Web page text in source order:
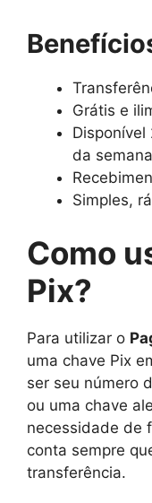
Grátis e
da semana
Simples,
Como
Pix?
Para utilizar o
uma chave Pix
ser seu número
ou uma chave
necessidade de
conta sempre
transferência.